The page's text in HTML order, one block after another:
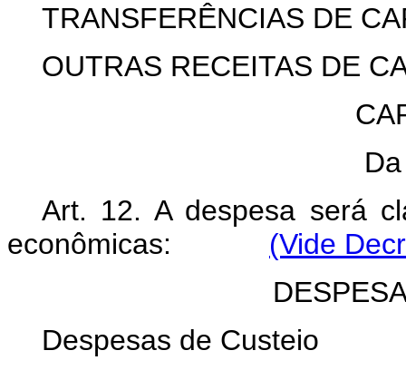
TRANSFERÊNCIAS DE
OUTRAS RECEITAS DE
Art. 12. A despesa será
econômicas: (Vide
Despesas de Custeio